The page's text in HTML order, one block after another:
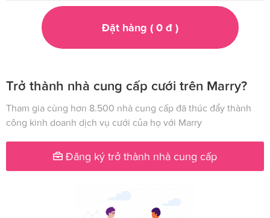
Đặt hàng ( 0đ )
Trở thành nhà cung cấp cưới trên Marry?
Tham gia cùng hơn 8.500 nhà cung cấp đã thúc đẩy thành
công kinh doanh dịch vụ cưới của họ với Marry
Đăng ký trở thành nhà cung cấp